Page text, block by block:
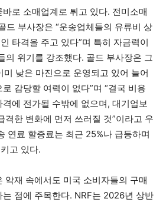
로 소매업계로 튀고 있다. 전미소매
드 부사장은 “운송업체들의 유류비 상
타격을 주고 있다”며 특히 자금력이
의 위기를 강조했다. 골드 부사장은 그
미 낮은 마진으로 운영되고 있어 늘어
감당할 여력이 없다”며 “결국 비용
에 전가될 수밖에 없으며, 대기업보
격한 변화에 먼저 쓰러질 것”이라고 우
연료 할증료는 최근 25%나 급등하며
고 있다.
악재 속에서도 미국 소비자들의 구매
점에 주목한다. NRF는 2026년 상반